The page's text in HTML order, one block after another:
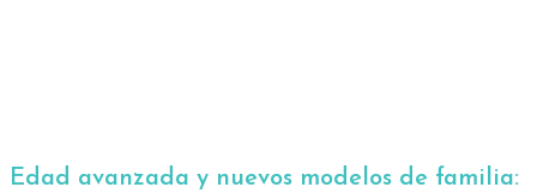
Edad avanzada y nuevos modelos de familia: